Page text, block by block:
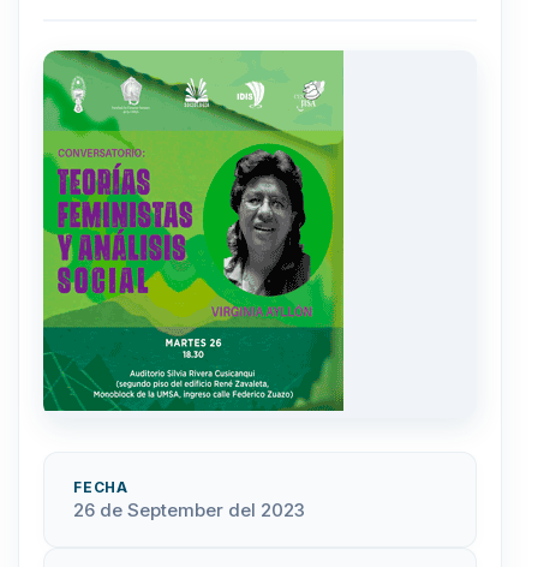
FECHA
26 de September del 2023